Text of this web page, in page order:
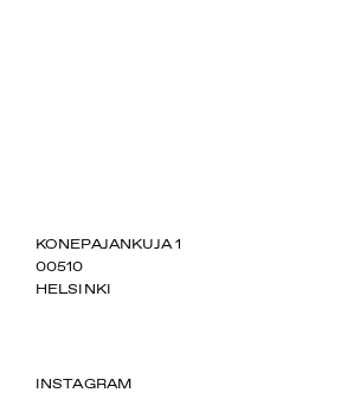
SUOMIAREENA
KONEPAJANKUJA 1
00510
HELSINKI
INSTAGRAM